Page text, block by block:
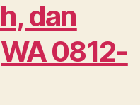
dan
WA 0812-